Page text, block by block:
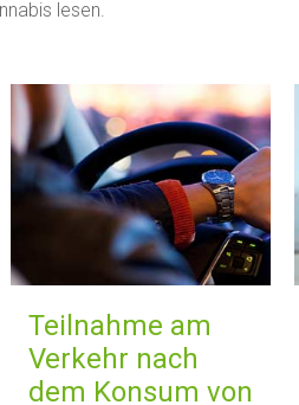
lesen.
Teilnahme am
Verkehr nach
dem Konsum von